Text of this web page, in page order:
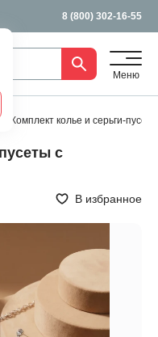
8 (800) 302-16-55
Меню
Комплект колье и серьги-
с
В избранное